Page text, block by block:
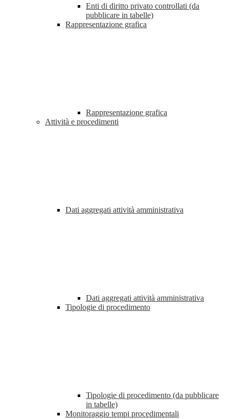
Enti di diritto privato controllati (da
pubblicare in tabelle)
Rappresentazione grafica
Rappresentazione grafica
Attività e procedimenti
Dati aggregati attività amministrativa
Dati aggregati attività amministrativa
Tipologie di procedimento
Tipologie di procedimento (da pubblicare
in tabelle)
Monitoraggio tempi procedimentali